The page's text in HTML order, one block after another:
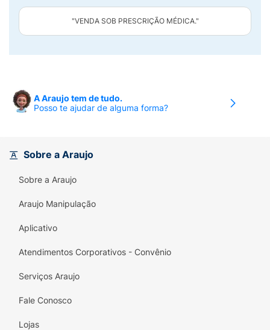
"VENDA SOB PRESCRIÇÃO MÉDICA."
A Araujo tem de tudo.
Posso te ajudar de alguma forma?
Sobre a Araujo
Sobre a Araujo
Araujo Manipulação
Aplicativo
Atendimentos Corporativos - Convênio
Serviços Araujo
Fale Conosco
Lojas